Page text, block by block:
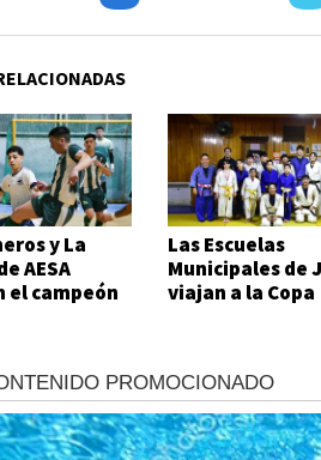
y La
AESA
el campeón
Las Escuelas
Municipales de
viajan a la Copa